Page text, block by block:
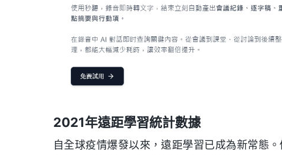
2021年遠距學習統計數據
自全球疫情爆發以來，遠距學習已成為新常態